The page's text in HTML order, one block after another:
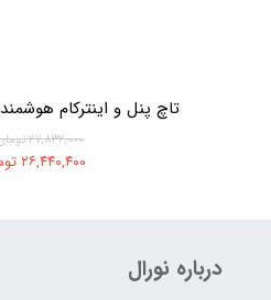
تاچ پنل و اینترکام هوشمند Akuvox C313S
۲۷,۸۳۲,۰۰۰ تومان
۲۶,۴۴۰,۴۰۰ تومان
درباره نورال